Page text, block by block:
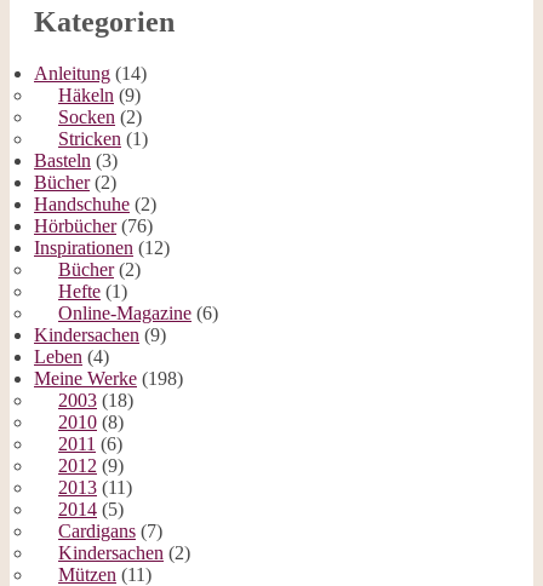
Kategorien
Anleitung (14)
Häkeln (9)
Socken (2)
Stricken (1)
Basteln (3)
Bücher(2)
Handschuhe (2)
Hörbücher(76)
Inspirationen (12)
Bücher(2)
Hefte (1)
Online-Magazine (6)
Kindersachen (9)
Leben (4)
Meine Werke (198)
2003 (18)
2010 (8)
2011 (6)
2012 (9)
2013 (11)
2014 (5)
Cardigans (7)
Kindersachen (2)
Mützen (11)